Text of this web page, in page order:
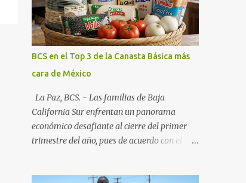
conectividad aérea en ascenso y una
derrama económica sin precedentes. Las
proyecciones para este periodo vacacional
son optimistas, con un promedio estatal que
supera el 70% . Sin embargo, la sorpresa del
año la ha dado el norte del estado. Comondú
encabeza las expectativas con un
impresionante 89% de ocupación,
impulsado por el interés creciente en el
turismo de naturaleza. Le siguen destinos
Nuevo). La Paz: 66%. Loreto: 58%. Mulegé:
BCS en el Top 3 de la Canasta Básica más
cara de México
La Paz, BCS. - Las familias de Baja
California Sur enfrentan un panorama
económico desafiante al cierre del primer
trimestre del año, pues de acuerdo con el